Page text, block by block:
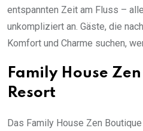
entspannten Zeit am Fluss –
unkompliziert an. Gäste, die
Komfort und Charme suchen,
Family House
Resort
Das Family House Zen